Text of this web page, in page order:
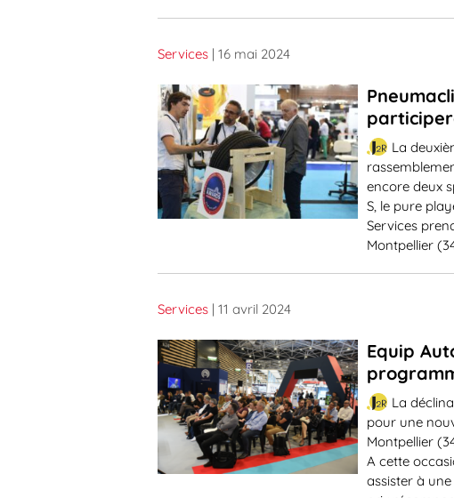
Services | 16 mai 2024
La
encore deux
S, le pure
Services
Montpellier
Services | 11 avril 2024
Equip
La
pour une
Montpellier
A cette
assister à